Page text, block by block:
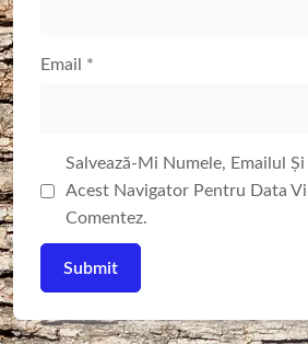
Email *
Salvează-Mi Numele, Emailul
Acest Navigator Pentru Data
Comentez.